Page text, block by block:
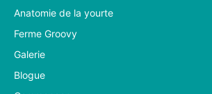
Anatomie de la yourte
Ferme Groovy
Galerie
Blogue